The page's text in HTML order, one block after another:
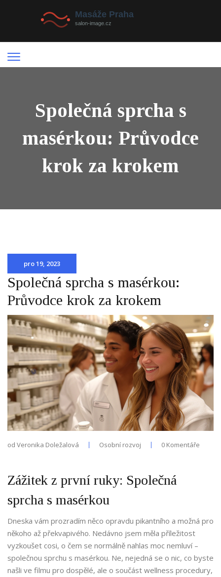
Společná sprcha s
masérkou: Průvodce
krok za krokem
pro 19, 2023
Společná sprcha s masérkou:
Průvodce krok za krokem
od Veronika Doležalová Osobní rozvoj 0 Komentáře
Zážitek z první ruky: Společná
sprcha s masérkou
Dneska vám prozradím něco opravdu pikantního a možná pro
někoho až překvapivého. Nedávno jsem měla příležitost
vyzkoušet cosi, o čem se normálně nahlas moc nemluví –
společnou sprchu s masérkou. Ne, nejedná se o nic, co byste
našli ve filmu pro dospělé, ale o součást wellness procedury,